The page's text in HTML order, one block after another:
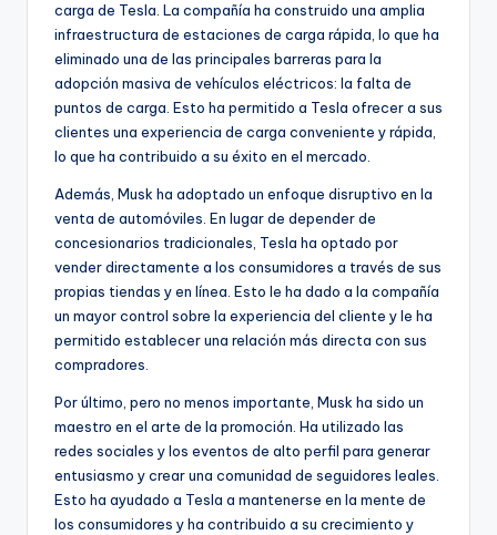
carga de Tesla. La compañía ha construido una amplia
infraestructura de estaciones de carga rápida, lo que ha
eliminado una de las principales barreras para la
adopción masiva de vehículos eléctricos: la falta de
puntos de carga. Esto ha permitido a Tesla ofrecer a sus
clientes una experiencia de carga conveniente y rápida,
lo que ha contribuido a su éxito en el mercado.
Además, Musk ha adoptado un enfoque disruptivo en la
venta de automóviles. En lugar de depender de
concesionarios tradicionales, Tesla ha optado por
vender directamente a los consumidores a través de sus
propias tiendas y en línea. Esto le ha dado a la compañía
un mayor control sobre la experiencia del cliente y le ha
permitido establecer una relación más directa con sus
compradores.
Por último, pero no menos importante, Musk ha sido un
maestro en el arte de la promoción. Ha utilizado las
redes sociales y los eventos de alto perfil para generar
entusiasmo y crear una comunidad de seguidores leales.
Esto ha ayudado a Tesla a mantenerse en la mente de
los consumidores y ha contribuido a su crecimiento y